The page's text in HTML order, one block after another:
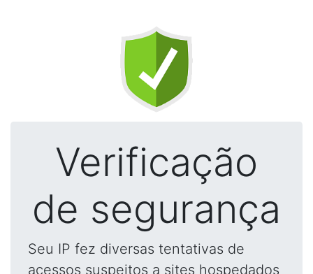
Verificação
de segurança
Seu IP fez diversas tentativas de
acessos suspeitos a sites hospedados